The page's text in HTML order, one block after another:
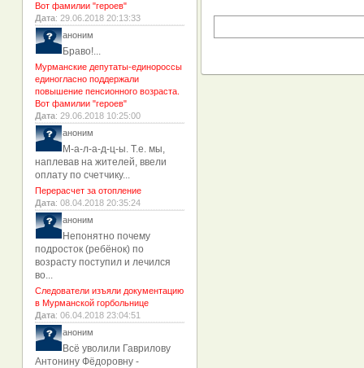
Вот фамилии "героев"
Дата: 29.06.2018 20:13:33
аноним
Браво!...
Мурманские депутаты-единороссы
единогласно поддержали
повышение пенсионного возраста.
Вот фамилии "героев"
Дата: 29.06.2018 10:25:00
аноним
М-а-л-а-д-ц-ы. Т.е. мы,
наплевав на жителей, ввели
оплату по счетчику...
Перерасчет за отопление
Дата: 08.04.2018 20:35:24
аноним
Непонятно почему
подросток (ребёнок) по
возрасту поступил и лечился
во...
Следователи изъяли документацию
в Мурманской горбольнице
Дата: 06.04.2018 23:04:51
аноним
Всё уволили Гаврилову
Антонину Фёдоровну -